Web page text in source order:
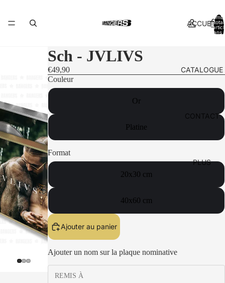
ACCUEIL
CATALOGUE
CONTACT
PLUS
total
dans
Sch - JVLIVS
€49,90
Couleur
Or
Platine
Format
20x30 cm
40x60 cm
Ajouter au panier
Ajouter un nom sur la plaque nominative